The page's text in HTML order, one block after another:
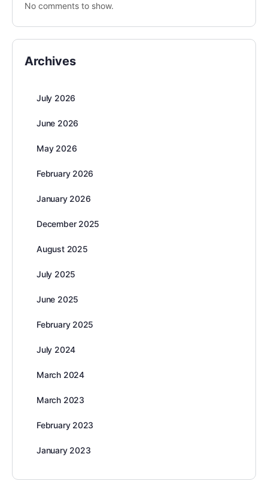
No comments to show.
Archives
July 2026
June 2026
May 2026
February 2026
January 2026
December 2025
August 2025
July 2025
June 2025
February 2025
July 2024
March 2024
March 2023
February 2023
January 2023